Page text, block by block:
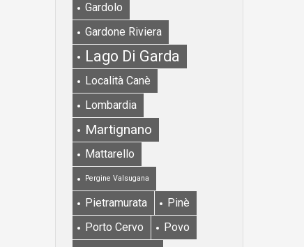
Gardolo
Gardone Riviera
Lago Di Garda
Località Canè
Lombardia
Martignano
Mattarello
Pergine Valsugana
Pietramurata
Pinè
Porto Cervo
Povo